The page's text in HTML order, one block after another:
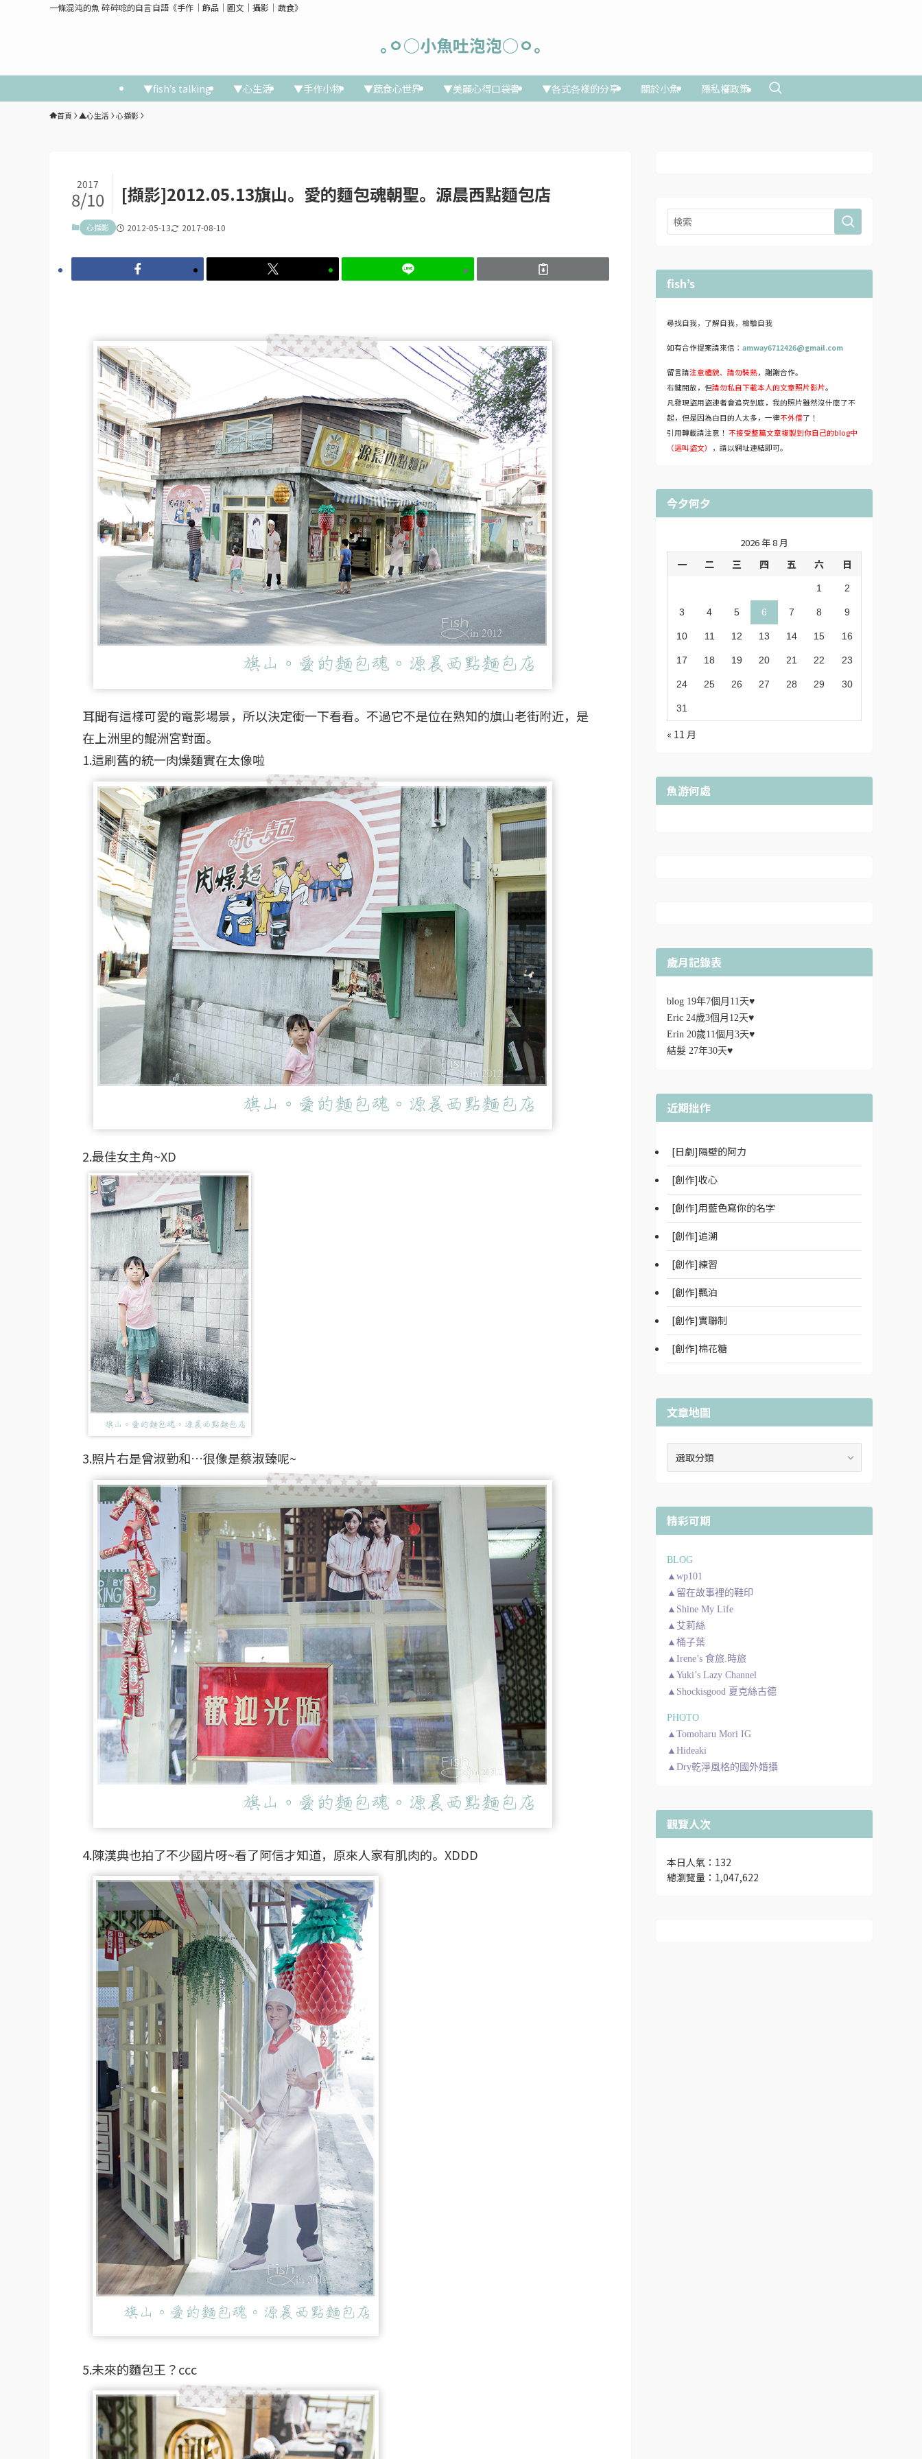
一條混沌的魚 碎碎唸的自言自語《手作│飾品│圖文│攝影│蔬食》
｡ㅇ○小魚吐泡泡○ㅇ｡
▼fish’s talking ▼心生活 ▼手作小物 ▼蔬食心世界 ▼美麗心得口袋書 ▼各式各樣的分享 關於小魚 隱私權政策
首頁 ▲心生活 心擷影
[擷影]2012.05.13旗山。愛的麵包魂朝聖。源晨西點麵包店
2017
8/10
心擷影 2012-05-13 2017-08-10
耳聞有這樣可愛的電影場景，所以決定衝一下看看。不過它不是位在熟知的旗山老街附近，是
在上洲里的鯤洲宮對面。
1.這刷舊的統一肉燥麵實在太像啦
2.最佳女主角~XD
3.照片右是曾淑勤和…很像是蔡淑臻呢~
4.陳漢典也拍了不少國片呀~看了阿信才知道，原來人家有肌肉的。XDDD
5.未來的麵包王？ccc
fish’s
尋找自我，了解自我，檢驗自我
如有合作提案請來信： amway6712426@gmail.com
留言請注意禮貌、請勿裝熟，謝謝合作。
右鍵開放，但請勿私自下載本人的文章照片影片。
凡發現盜用盜連者會追究到底，我的照片雖然沒什麼了不
起，但是因為白目的人太多，一律不外借了！
引用轉載請注意！ 不接受整篇文章複製到你自己的blog中
（這叫盜文）
，請以網址連結即可。
今夕何夕
2026 年 8 月
一 二 三 四 五 六 日
1 2
3 4 5 6 7 8 9
10 11 12 13 14 15 16
17 18 19 20 21 22 23
24 25 26 27 28 29 30
31
« 11 月
魚游何處
歲月記錄表
blog 19年7個月11天♥
Eric 24歲3個月12天♥
Erin 20歲11個月3天♥
結髮 27年30天♥
近期拙作
[日劇]隔壁的阿力
[創作]收心
[創作]用藍色寫你的名字
[創作]追溯
[創作]練習
[創作]飄泊
[創作]實聯制
[創作]棉花糖
文章地圖
精彩可期
BLOG
▲wp101
▲留在故事裡的鞋印
▲Shine My Life
▲艾莉絲
▲桶子葉
▲Irene’s 食旅.時旅
▲Yuki’s Lazy Channel
▲Shockisgood 夏克絲古德
PHOTO
▲Tomoharu Mori IG
▲Hideaki
▲Dry乾淨風格的國外婚攝
觀覽人次
本日人氣：132
總瀏覽量：1,047,622